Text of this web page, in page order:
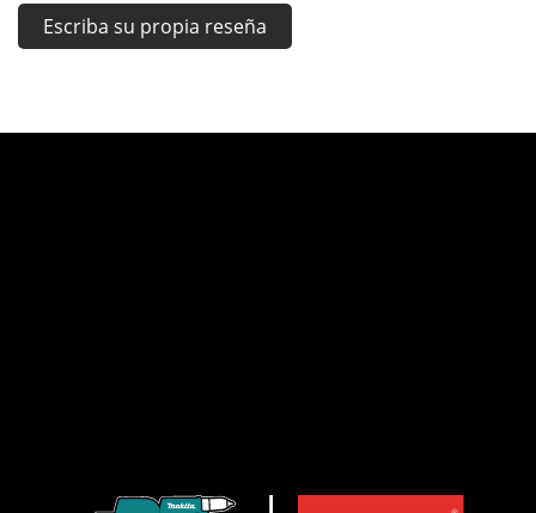
Escriba su propia reseña